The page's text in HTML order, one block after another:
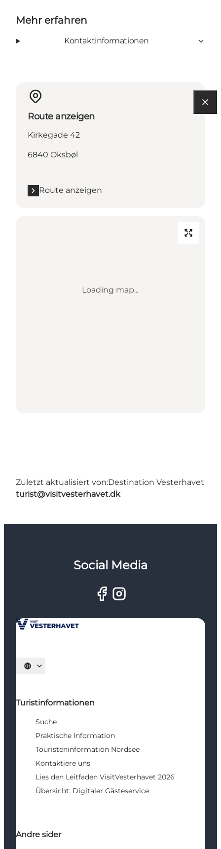
Mehr erfahren
Kontaktinformationen
Route anzeigen
Kirkegade 42
6840 Oksbøl
Route anzeigen
Loading map...
Zuletzt aktualisiert von:Destination Vesterhavet
turist@visitvesterhavet.dk
Social Media
Sprache auswählen
Turistinformationen
Suche
Praktische Information
Touristeninformation Nordsee
Kontaktiere uns
Lies den Leitfaden VisitVesterhavet 2026
Übersicht: Digitaler Gästeservice
Andre sider